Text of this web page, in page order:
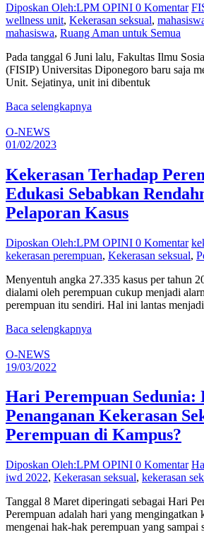
Diposkan Oleh:LPM OPINI 0 Komentar
wellness unit, Kekerasan seksual,
mahasiswa, Ruang Aman untuk Semua
Pada tanggal 6 Juni lalu, Fakultas Ilmu
(FISIP) Universitas Diponegoro baru saja
Unit. Sejatinya, unit ini dibentuk
Baca selengkapnya
O-NEWS
01/02/2023
Kekerasan Terhadap
Edukasi Sebabkan
Pelaporan Kasus
Diposkan Oleh:LPM OPINI 0 Komentar
kekerasan perempuan, Kekerasan seksual,
Menyentuh angka 27.335 kasus per tahun
dialami oleh perempuan cukup menjadi
perempuan itu sendiri. Hal ini lantas menjadi
Baca selengkapnya
O-NEWS
19/03/2022
Hari Perempuan Sedunia:
Penanganan Kekerasan
Perempuan di Kampus?
Diposkan Oleh:LPM OPINI 0 Komentar
iwd 2022, Kekerasan seksual, kekerasan
Tanggal 8 Maret diperingati sebagai Hari
Perempuan adalah hari yang mengingatkan
mengenai hak-hak perempuan yang sampai